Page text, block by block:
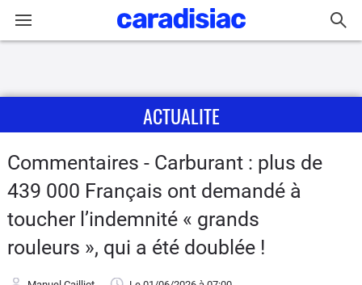
Actu
Essais
Guide
d'achat
ACTUALITE
Commentaires - Carburant : plus de
439 000 Français ont demandé à
toucher l’indemnité « grands
rouleurs », qui a été doublée !